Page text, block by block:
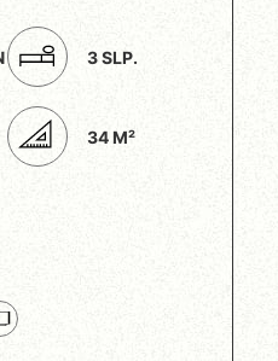
3 SLP.
34 M²